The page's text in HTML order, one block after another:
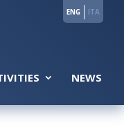
ENG ITA
NEWS